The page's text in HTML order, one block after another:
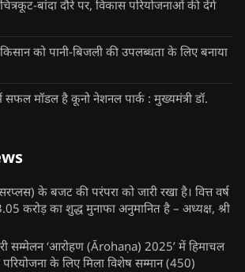
बांदा दौरे पर, विकास परियोजनाओं की देंगे
को पानी-बिजली की उपलब्धता के लिए बनाया
सफल मॉडल है कूनो नेशनल पार्क : मुख्यमंत्री डॉ.
के बजट की परंपरा को जारी रखा है। वित्त वर्ष
करोड़ का शुद्ध मुनाफा अनुमानित है – अध्यक्ष, श्री
सम्मेलन ‘आरोहण (Ārohaṇa) 2025’ में हिमाचल
परियोजना के लिए मिला विशेष सम्मान (450)